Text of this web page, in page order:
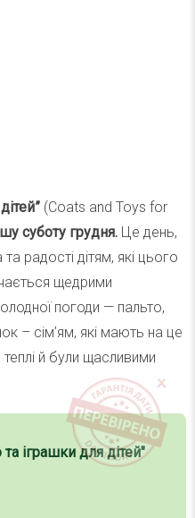
(Coats and Toys for
суботу грудня. Це день,
радості дітям, які цього
щедрими
погоди — пальто,
– сім’ям, які мають на це
й були щасливими
іграшки для дітей"